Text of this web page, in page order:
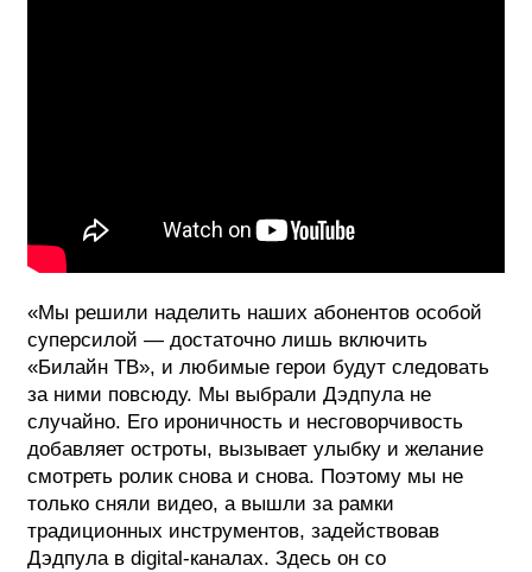
«Мы решили наделить наших абонентов особой
суперсилой — достаточно лишь включить
«Билайн ТВ», и любимые герои будут следовать
за ними повсюду. Мы выбрали Дэдпула не
случайно. Его ироничность и несговорчивость
добавляет остроты, вызывает улыбку и желание
смотреть ролик снова и снова. Поэтому мы не
только сняли видео, а вышли за рамки
традиционных инструментов, задействовав
Дэдпула в digital-каналах. Здесь он со